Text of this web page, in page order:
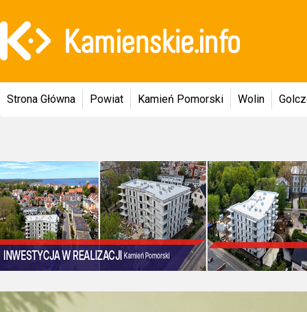
Strona Główna Powiat Kamień Pomorski Wolin